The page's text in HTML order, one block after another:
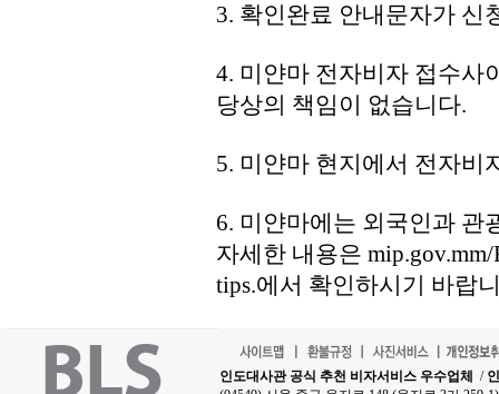
3. 확인완료 안내문자가 신
4. 미얀마 전자비자 접수사
당상의 책임이 없습니다.
5. 미얀마 현지에서 전자비
6. 미얀마에는 외국인과 관
자세한 내용은 mip.gov.mm/
tips.에서 확인하시기 바랍
인도대사관 공식 추천 비자서비스 우수업체 /